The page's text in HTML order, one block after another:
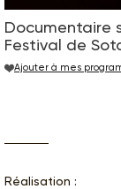
Documentaire
Festival de
Ajouter à mes
Réalisation :